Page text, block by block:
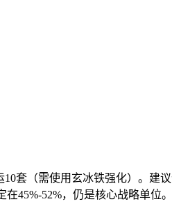
套（需使用玄冰铁强化）。建
45%-52%，仍是核心战略单位。